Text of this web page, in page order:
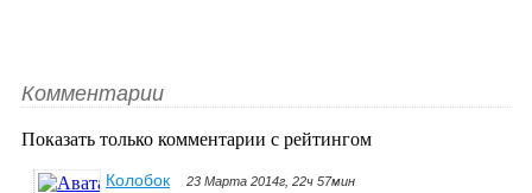
Комментарии
Показать только комментарии с рейтингом
Колобок 23 Марта 2014г, 22ч 57мин